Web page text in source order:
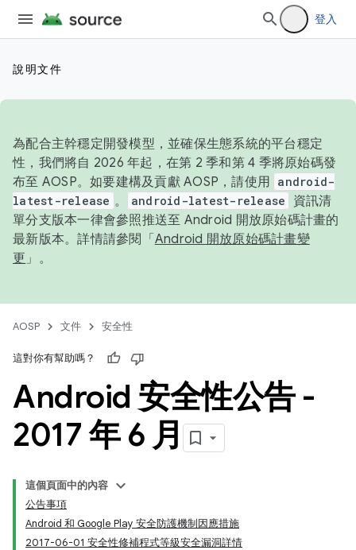
登入
說明文件
為配合主幹穩定開發模型，並確保生態系統的平台穩定
性，我們將自 2026 年起，在第 2 季和第 4 季將原始碼發
布至 AOSP。如要建構及貢獻 AOSP，請使用 android-
latest-release 。 android-latest-release
資訊清
單分支版本一律會參照推送至 Android 開放原始碼計畫的
最新版本。詳情請參閱「 Android 開放原始碼計畫變
更 」。
AOSP 文件 安全性
這對你有幫助嗎？
Android 安全性公告 -
2017 年 6 月
這個頁面中的內容
公告事項
Android 和 Google Play 安全防護機制因應措施
2017-06-01 安全性修補程式等級安全漏洞詳情